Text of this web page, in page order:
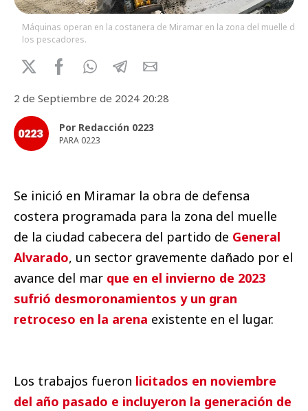
Máquinas operan en la costanera de Miramar en la zona del muelle de
los pescadores.
2 de Septiembre de 2024 20:28
Por Redacción 0223
PARA 0223
Se inició en Miramar la obra de defensa
costera programada para la zona del muelle
de la ciudad cabecera del partido de General
Alvarado, un sector gravemente dañado por el
avance del mar que en el invierno de 2023
sufrió desmoronamientos y un gran
retroceso en la arena existente en el lugar.
Los trabajos fueron licitados en noviembre
del año pasado e incluyeron la generación de